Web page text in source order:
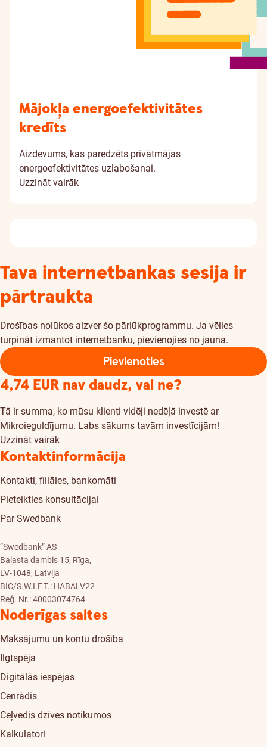
Mājokļa energoefektivitātes
kredīts
Aizdevums, kas paredzēts privātmājas
energoefektivitātes uzlabošanai.
Uzzināt vairāk
Tava internetbankas sesija ir
pārtraukta
Drošības nolūkos aizver šo pārlūkprogrammu. Ja vēlies
turpināt izmantot internetbanku, pievienojies no jauna.
Pievienoties
4,74 EUR nav daudz, vai ne?
Tā ir summa, ko mūsu klienti vidēji nedēļā investē ar
Mikroieguldījumu. Labs sākums tavām investīcijām!
Uzzināt vairāk
Kontaktinformācija
Kontakti, filiāles, bankomāti
Pieteikties konsultācijai
Par Swedbank
“Swedbank” AS
Balasta dambis 15, Rīga,
LV-1048, Latvija
BIC/S.W.I.F.T.: HABALV22
Reģ. Nr.: 40003074764
Noderīgas saites
Maksājumu un kontu drošība
Ilgtspēja
Digitālās iespējas
Cenrādis
Ceļvedis dzīves notikumos
Kalkulatori